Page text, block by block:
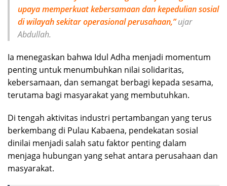
upaya memperkuat kebersamaan dan kepedulian sosial
di wilayah sekitar operasional perusahaan,”ujar
Abdullah.
Ia menegaskan bahwa Idul Adha menjadi momentum
penting untuk menumbuhkan nilai solidaritas,
kebersamaan, dan semangat berbagi kepada sesama,
terutama bagi masyarakat yang membutuhkan.
Di tengah aktivitas industri pertambangan yang terus
berkembang di Pulau Kabaena, pendekatan sosial
dinilai menjadi salah satu faktor penting dalam
menjaga hubungan yang sehat antara perusahaan dan
masyarakat.